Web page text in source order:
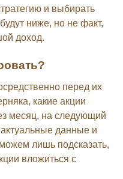
и выбирать
ниже, но не факт,
доход.
перед их
какие акции
месяц, на следующий
данные и
лишь подсказать,
вложиться с